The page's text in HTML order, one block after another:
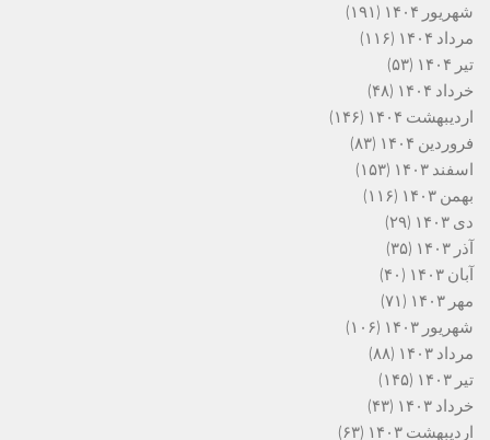
شهریور ۱۴۰۴
(۱۹۱)
مرداد ۱۴۰۴
(۱۱۶)
تیر ۱۴۰۴
(۵۳)
خرداد ۱۴۰۴
(۴۸)
اردیبهشت ۱۴۰۴
(۱۴۶)
فروردین ۱۴۰۴
(۸۳)
اسفند ۱۴۰۳
(۱۵۳)
بهمن ۱۴۰۳
(۱۱۶)
دی ۱۴۰۳
(۲۹)
آذر ۱۴۰۳
(۳۵)
آبان ۱۴۰۳
(۴۰)
مهر ۱۴۰۳
(۷۱)
شهریور ۱۴۰۳
(۱۰۶)
مرداد ۱۴۰۳
(۸۸)
تیر ۱۴۰۳
(۱۴۵)
خرداد ۱۴۰۳
(۴۳)
اردیبهشت ۱۴۰۳
(۶۳)